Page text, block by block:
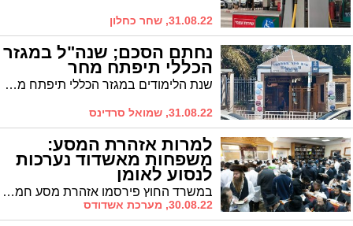
31.08.22, שחר כחלון
נחתם הסכם; שנה"ל במגזר
הכללי תיפתח מחר
שנת הלימודים במגזר הכללי תיפתח מחר (ה') כמתוכנן לאחר שארגוני המורים ומשרדי הממשלה הגיעו להבנות ביניהם. מזכ"לית הסתדרות המורים, יפה בן דויד: "אחרי מאבק ארוך הצלחנו להביא בשורה אמיתית לעובדי ההוראה"
31.08.22, שמואל סרדינס
למרות אזהרת המסע:
משפחות מאשדוד נערכות
לנסוע לאומן
במשרד החוץ פירסמו אזהרת מסע חמה במיוחד שכוללת התרעה ממוקדת מפני אסון שיכול להתרחש, אך הברסלבים לא נרתעים ומחשש שהשערים יסגרו – חלקם יוצאים לאומן כבר כעת
30.08.22, מערכת אשדודס